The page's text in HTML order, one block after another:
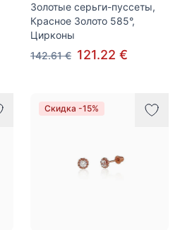
Золотые серьги-пуссеты,
Красное Золото 585°,
Цирконы
142.61 € 121.22 €
Скидка -15%